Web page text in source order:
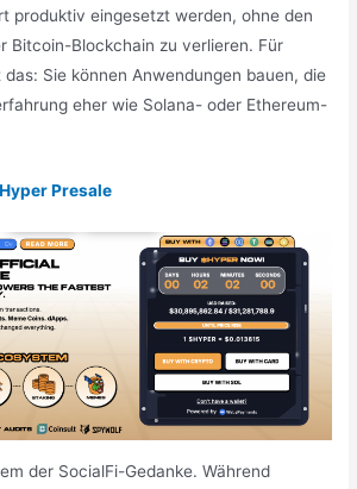
produktiv eingesetzt werden, ohne den
Bitcoin-Blockchain zu verlieren. Für
Sie können Anwendungen bauen, die
eher wie Solana- oder Ethereum-
Presale
der SocialFi-Gedanke. Während